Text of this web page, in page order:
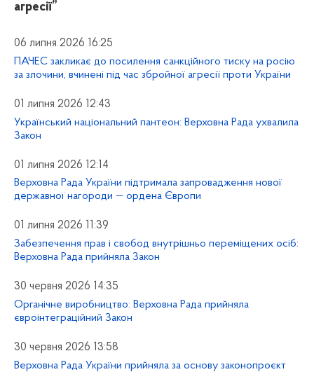
агресії”
06 липня 2026 16:25
ПАЧЕС закликає до посилення санкційного тиску на росію
за злочини, вчинені під час збройної агресії проти України
01 липня 2026 12:43
Український національний пантеон: Верховна Рада ухвалила
Закон
01 липня 2026 12:14
Верховна Рада України підтримала запровадження нової
державної нагороди — ордена Європи
01 липня 2026 11:39
Забезпечення прав і свобод внутрішньо переміщених осіб:
Верховна Рада прийняла Закон
30 червня 2026 14:35
Органічне виробництво: Верховна Рада прийняла
євроінтеграційний Закон
30 червня 2026 13:58
Верховна Рада України прийняла за основу законопроєкт